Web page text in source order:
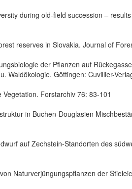
during old-field succession –
reserves in Slovakia. Journal of
der Pflanzen auf
Waldökologie. Göttingen: Cuvillier-
Forstarchiv 76: 83-101
in Buchen-Douglasien
auf Zechstein-Standorten des
Naturverjüngungspflanzen der